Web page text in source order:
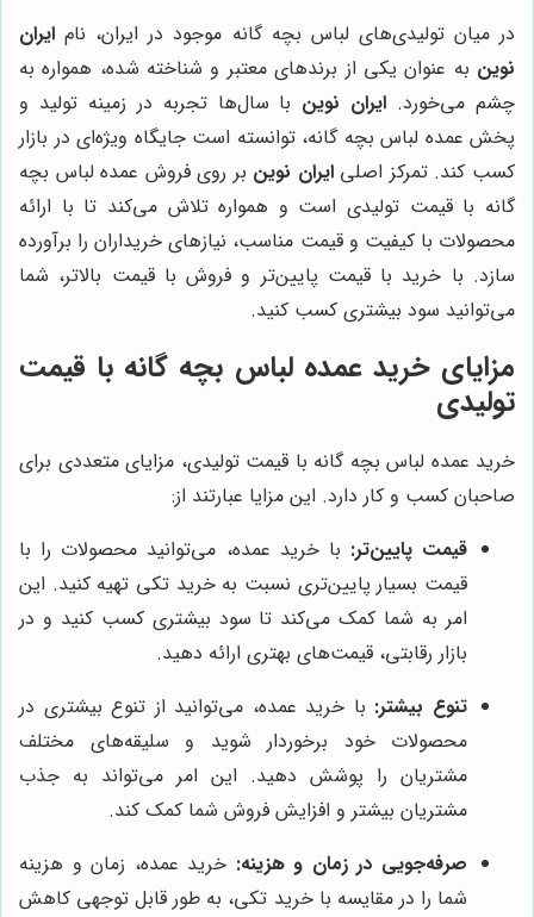
در میان تولیدی‌های لباس بچه گانه موجود در ایران، نام ایران
نوین به عنوان یکی از برندهای معتبر و شناخته شده، همواره به
چشم می‌خورد. ایران نوین با سال‌ها تجربه در زمینه تولید و
پخش عمده لباس بچه گانه، توانسته است جایگاه ویژه‌ای در بازار
کسب کند. تمرکز اصلیایران نوین بر روی فروش عمده لباس بچه
گانه با قیمت تولیدی است و همواره تلاش می‌کند تا با ارائه
محصولات با کیفیت و قیمت مناسب، نیازهای خریداران را برآورده
سازد. با خرید با قیمت پایین‌تر و فروش با قیمت بالاتر، شما
می‌توانید سود بیشتری کسب کنید.
مزایای خرید عمده لباس بچه گانه با قیمت
تولیدی
خرید عمده لباس بچه گانه با قیمت تولیدی، مزایای متعددی برای
صاحبان کسب و کار دارد. این مزایا عبارتند از:
قیمت پایین‌تر: با خرید عمده، می‌توانید محصولات را با
قیمت بسیار پایین‌تری نسبت به خرید تکی تهیه کنید. این
امر به شما کمک می‌کند تا سود بیشتری کسب کنید و در
بازار رقابتی، قیمت‌های بهتری ارائه دهید.
تنوع بیشتر: با خرید عمده، می‌توانید از تنوع بیشتری در
محصولات خود برخوردار شوید و سلیقه‌های مختلف
مشتریان را پوشش دهید. این امر می‌تواند به جذب
مشتریان بیشتر و افزایش فروش شما کمک کند.
صرفه‌جویی در زمان و هزینه: خرید عمده، زمان و هزینه
شما را در مقایسه با خرید تکی، به طور قابل توجهی کاهش